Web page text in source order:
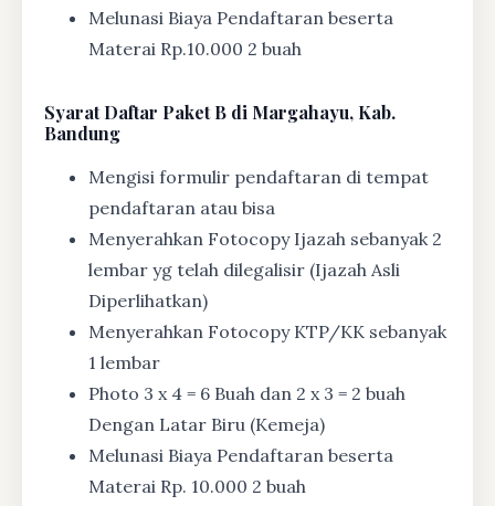
Melunasi Biaya Pendaftaran beserta
Materai Rp.10.000 2 buah
SyaratDaftar Paket B di Margahayu, Kab.
Bandung
Mengisi formulir pendaftaran di tempat
pendaftaran atau bisa
Menyerahkan Fotocopy Ijazah sebanyak 2
lembar yg telah dilegalisir (Ijazah Asli
Diperlihatkan)
Menyerahkan Fotocopy KTP/KK sebanyak
1 lembar
Photo 3 x 4 = 6 Buah dan 2 x 3 = 2 buah
Dengan Latar Biru (Kemeja)
Melunasi Biaya Pendaftaran beserta
Materai Rp. 10.000 2 buah